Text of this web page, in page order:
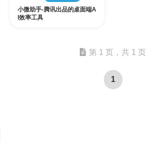
小微助手-腾讯出品的桌面端A
I效率工具
第 1 页，共 1 页
1